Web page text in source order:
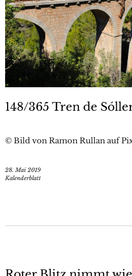
148/365 Tren de
© Bild von Ramon Rullan auf
28. Mai 2019
Kalenderblatt